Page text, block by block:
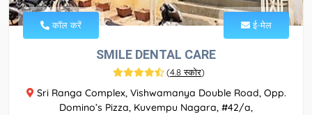
कॉल करें ई-मेल
SMILE DENTAL CARE
(4.8 स्कोर)
Sri Ranga Complex, Vishwamanya Double Road, Opp.
Domino’s Pizza, Kuvempu Nagara, #42/a,